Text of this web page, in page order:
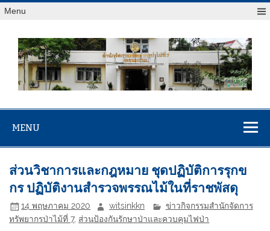
Menu
สจป.ที่ 7
(ขอนแก่น)
MENU
ส่วนวิชาการและกฎหมาย ชุดปฏิบัติการรุกข
กร ปฏิบัติงานสำรวจพรรณไม้ในที่ราชพัสดุ
14 พฤษภาคม 2020 witsinkkn
ข่าวกิจกรรมสำนักจัดการ
ทรัพยากรป่าไม้ที่ 7, ส่วนป้องกันรักษาป่าและควบคุมไฟป่า